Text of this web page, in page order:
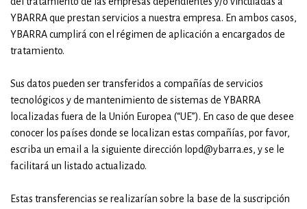
YBARRA que prestan servicios a nuestra empresa. En ambos casos,
YBARRA cumplirá con el régimen de aplicación a encargados de
tratamiento.
Sus datos pueden ser transferidos a compañías de servicios
tecnológicos y de mantenimiento de sistemas de YBARRA
localizadas fuera de la Unión Europea (“UE”). En caso de que desee
conocer los países donde se localizan estas compañías, por favor,
escriba un email a la siguiente dirección lopd@ybarra.es, y se le
facilitará un listado actualizado.
Estas transferencias se realizarían sobre la base de la suscripción